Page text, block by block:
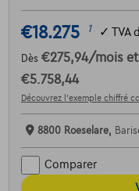
€18.275 1 ✓ TVA
Dès €275,94/mois
€5.758,44
Découvrez l’exemple chiffré
8800 Roeselare,
Comparer